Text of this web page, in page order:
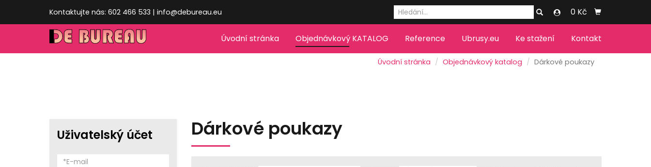
Kontaktujte nás: 602 466 533 | info@debureau.eu 0 Kč
Úvodní stránka Objednávkový KATALOG Reference Ubrusy.eu Ke stažení Kontakt
Úvodní stránka Objednávkový katalog Dárkové poukazy
Uživatelský účet Dárkové poukazy